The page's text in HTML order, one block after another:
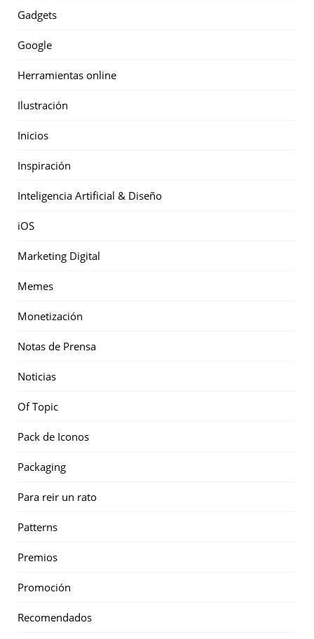
Gadgets
Google
Herramientas online
Ilustración
Inicios
Inspiración
Inteligencia Artificial & Diseño
iOS
Marketing Digital
Memes
Monetización
Notas de Prensa
Noticias
Of Topic
Pack de Iconos
Packaging
Para reir un rato
Patterns
Premios
Promoción
Recomendados